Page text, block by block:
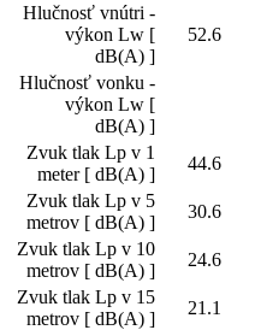
Hlučnosť vnútri -
výkon Lw [
dB(A) ]
52.6
Hlučnosť vonku -
výkon Lw [
dB(A) ]
Zvuk tlak Lp v 1
meter [ dB(A) ]
44.6
Zvuk tlak Lp v 5
metrov [ dB(A) ]
30.6
Zvuk tlak Lp v 10
metrov [ dB(A) ]
24.6
Zvuk tlak Lp v 15
metrov [ dB(A) ]
21.1